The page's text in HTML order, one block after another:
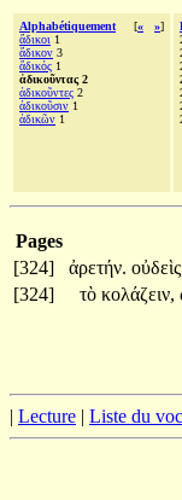
Alphabétiquement [« »]
ἄδικοι 1
ἄδικον 3
ἄδικός 1
ἀδικοῦντας 2
ἀδικοῦντες 2
ἀδικοῦσιν 1
ἀδικῶν 1
Pages
[324]
ἀρετήν. οὐδεὶς
[324]
τὸ κολάζειν,
| Lecture | Liste du